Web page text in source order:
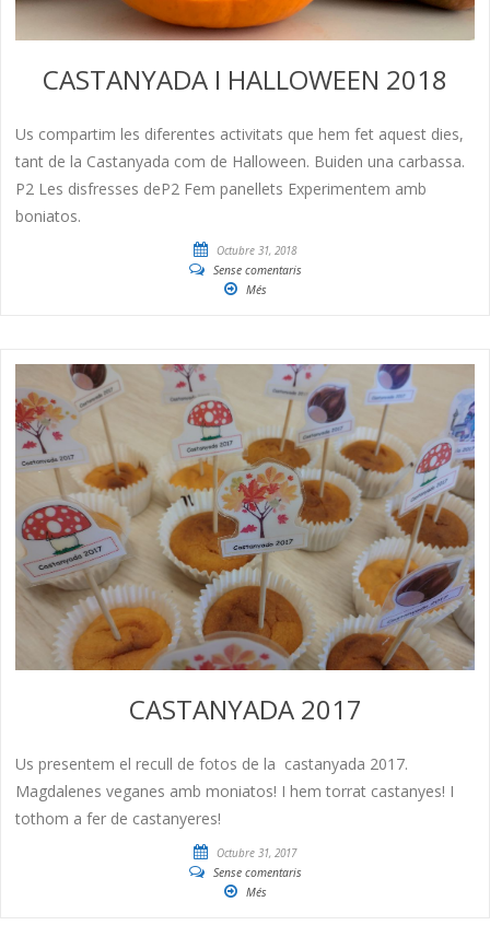
CASTANYADA I HALLOWEEN 2018
Us compartim les diferentes activitats que hem fet aquest dies,
tant de la Castanyada com de Halloween. Buiden una carbassa.
P2 Les disfresses deP2 Fem panellets Experimentem amb
boniatos.
Octubre 31, 2018
Sense comentaris
Més
CASTANYADA 2017
Us presentem el recull de fotos de la castanyada 2017.
Magdalenes veganes amb moniatos! I hem torrat castanyes! I
tothom a fer de castanyeres!
Octubre 31, 2017
Sense comentaris
Més